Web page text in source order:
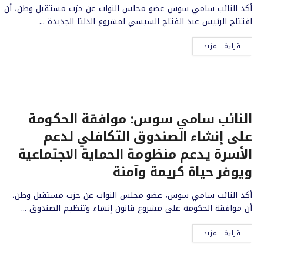
أكد النائب سامي سوس عضو مجلس النواب عن حزب مستقبل وطن، أن
افتتاح الرئيس عبد الفتاح السيسي لمشروع الدلتا الجديدة ...
قراءة المزيد
النائب سامي سوس: موافقة الحكومة
على إنشاء الصندوق التكافلي لدعم
الأسرة يدعم منظومة الحماية الاجتماعية
ويوفر حياة كريمة وآمنة
أكد النائب سامي سوس، عضو مجلس النواب عن حزب مستقبل وطن،
أن موافقة الحكومة على مشروع قانون إنشاء وتنظيم الصندوق ...
قراءة المزيد